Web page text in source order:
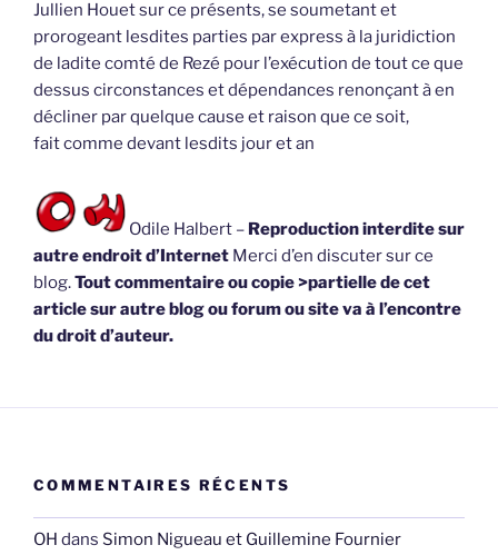
Jullien Houet sur ce présents, se soumetant et
prorogeant lesdites parties par express à la juridiction
de ladite comté de Rezé pour l’exécution de tout ce que
dessus circonstances et dépendances renonçant à en
décliner par quelque cause et raison que ce soit,
fait comme devant lesdits jour et an
Odile Halbert – Reproduction interdite sur
autre endroit d’Internet Merci d’en discuter sur ce
blog.Tout commentaire ou copie >partielle de cet
article sur autre blog ou forum ou site va à l’encontre
du droit d’auteur.
COMMENTAIRES RÉCENTS
OH dans Simon Nigueau et Guillemine Fournier